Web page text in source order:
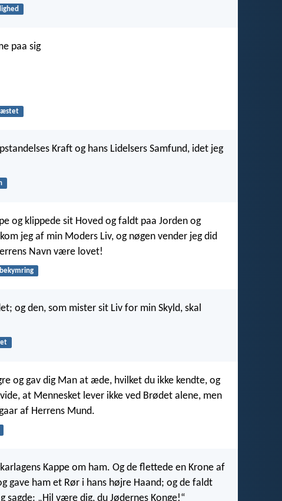
paa sig
Kraft og hans Lidelsers Samfund, idet jeg
og klippede sit Hoved og faldt paa Jorden og
jeg af min Moders Liv, og nøgen vender jeg did
Navn være lovet!
bekymring
og den, som mister sit Liv for min Skyld, skal
og gav dig Man at æde, hvilket du ikke kendte, og
at Mennesket lever ikke ved Brødet alene, men
af Herrens Mund.
Kappe om ham. Og de flettede en Krone af
gave ham et Rør i hans højre Haand; og de faldt
„Hil være dig, du Jødernes Konge!“